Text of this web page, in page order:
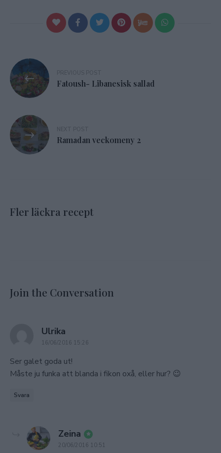
Inläggsnavigering
Fatoush- Libanesisk sallad
Ramadan veckomeny 2
Fler läckra recept
Join the Conversation
Ulrika
16/06/2016 15:26
Ser galet goda ut!
Måste ju funka att blanda i fikon oxå, eller hur? 😉
Svara
Zeina says:
20/06/2016 10:51